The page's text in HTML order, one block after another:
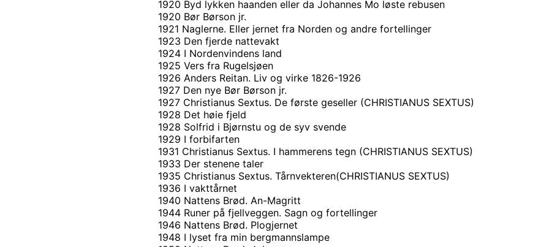
1920 Byd lykken haanden eller da Johannes Mo løste rebusen
1920 Bør Børson jr.
1921 Naglerne. Eller jernet fra Norden og andre fortellinger
1923 Den fjerde nattevakt
1924 I Nordenvindens land
1925 Vers fra Rugelsjøen
1926 Anders Reitan. Liv og virke 1826-1926
1927 Den nye Bør Børson jr.
1927 Christianus Sextus. De første geseller (CHRISTIANUS SEXTUS)
1928 Det høie fjeld
1928 Solfrid i Bjørnstu og de syv svende
1929 I forbifarten
1931 Christianus Sextus. I hammerens tegn (CHRISTIANUS SEXTUS)
1933 Der stenene taler
1935 Christianus Sextus. Tårnvekteren(CHRISTIANUS SEXTUS)
1936 I vakttårnet
1940 Nattens Brød. An-Magritt
1944 Runer på fjellveggen. Sagn og fortellinger
1946 Nattens Brød. Plogjernet
1948 I lyset fra min bergmannslampe